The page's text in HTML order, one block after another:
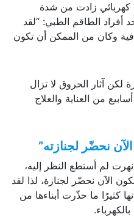
كهربائي زادت من شدة
أفراد الطاقم الطبي: “لقد
وكان من الممكن أن تكون
لكن آثار الحروق لا تزال
من العناية والعلاج
نحضّر لجنازته”
لم أستطع النظر إليه،
الآن نحضّر لجنازة، لذا لقد
كثيرًا ما حذّرت أبناءها من